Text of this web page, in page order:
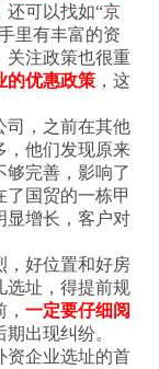
还可以找如“京
里有丰富的资
关注政策也很重
的优惠政策 ，这
司，之前在其他
，他们发现原来
够完善，影响了
国贸的一栋甲
显增长，客户对
，好位置和好房
选址，得提前规
，一定要仔细阅
出现纠纷。
资企业选址的首